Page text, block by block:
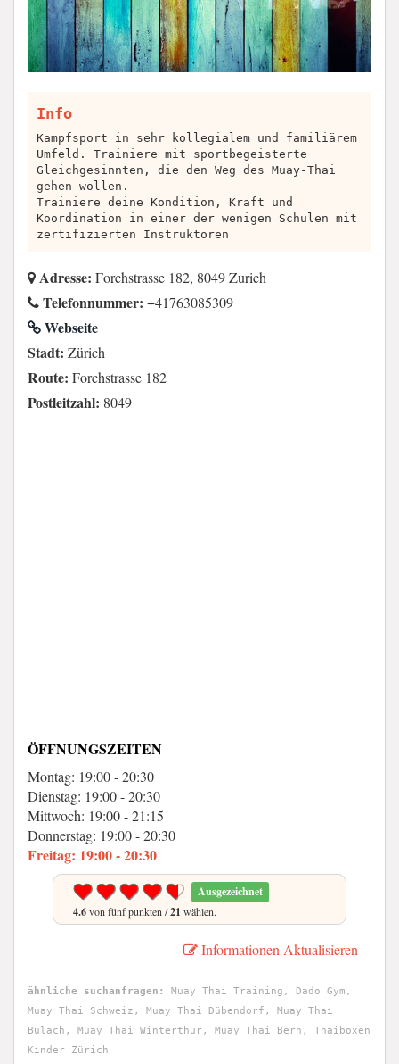
Info
Kampfsport in sehr kollegialem und familiärem
Umfeld. Trainiere mit sportbegeisterte
Gleichgesinnten, die den Weg des Muay-Thai
gehen wollen.
Trainiere deine Kondition, Kraft und
Koordination in einer der wenigen Schulen mit
zertifizierten Instruktoren
Adresse: Forchstrasse 182, 8049 Zurich
Telefonnummer: +41763085309
Webseite
Stadt: Zürich
Route: Forchstrasse 182
Postleitzahl: 8049
ÖFFNUNGSZEITEN
Montag: 19:00 - 20:30
Dienstag: 19:00 - 20:30
Mittwoch: 19:00 - 21:15
Donnerstag: 19:00 - 20:30
Freitag: 19:00 - 20:30
Ausgezeichnet
4.6von fünf punkten /21 wählen.
Informationen Aktualisieren
ähnliche suchanfragen:
Muay Thai Training, Dado Gym,
Muay Thai Schweiz, Muay Thai Dübendorf, Muay Thai
Bülach, Muay Thai Winterthur, Muay Thai Bern, Thaiboxen
Kinder Zürich